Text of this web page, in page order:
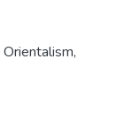
Orientalism,